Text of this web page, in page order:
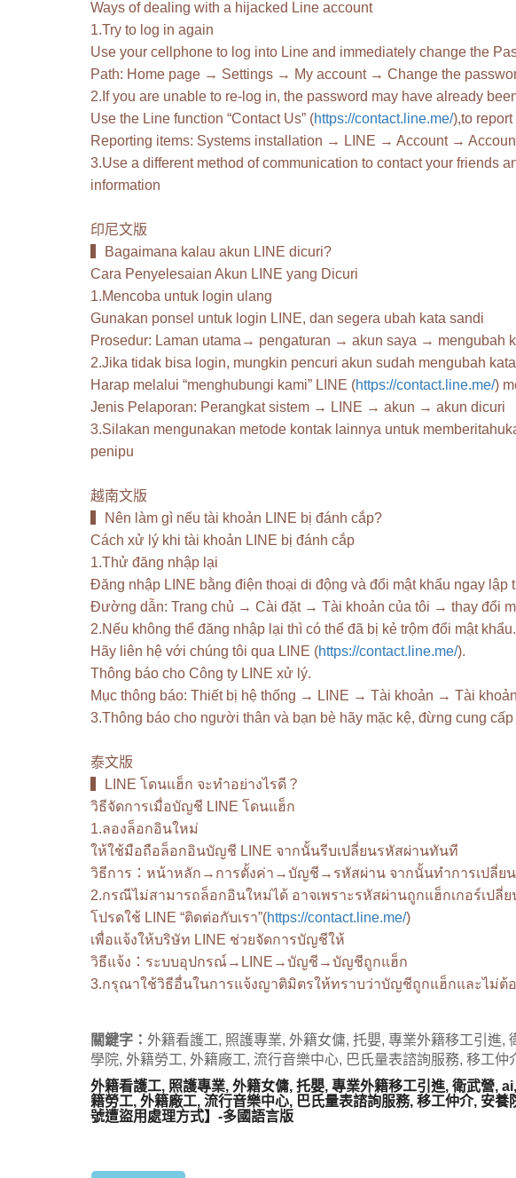
Ways of dealing with a hijacked Line account
1.Try to log in again
Use your cellphone to log into Line and immediately change the
Path: Home page → Settings → My account → Change the
2.If you are unable to re-log in, the password may have already
Use the Line function “Contact Us” (https://contact.line.me/),to
Reporting items: Systems installation → LINE → Account →
3.Use a different method of communication to contact your friends
information
印尼文版
▍Bagaimana kalau akun LINE dicuri?
Cara Penyelesaian Akun LINE yang Dicuri
1.Mencoba untuk login ulang
Gunakan ponsel untuk login LINE, dan segera ubah kata sandi
Prosedur: Laman utama→ pengaturan → akun saya → mengubah
2.Jika tidak bisa login, mungkin pencuri akun sudah mengubah
Harap melalui “menghubungi kami” LINE (https://contact.line.me/)
Jenis Pelaporan: Perangkat sistem → LINE → akun → akun dicuri
3.Silakan mengunakan metode kontak lainnya untuk
penipu
越南文版
▍Nên làm gì nếu tài khoản LINE bị đánh cắp?
Cách xử lý khi tài khoản LINE bị đánh cắp
1.Thử đăng nhập lại
Đăng nhập LINE bằng điện thoại di động và đổi mật khẩu ngay lập
Đường dẫn: Trang chủ → Cài đặt → Tài khoản của tôi → thay đổi
2.Nếu không thể đăng nhập lại thì có thể đã bị kẻ trộm đổi mật khẩu.
Hãy liên hệ với chúng tôi qua LINE (https://contact.line.me/).
Thông báo cho Công ty LINE xử lý.
Mục thông báo: Thiết bị hệ thống → LINE → Tài khoản → Tài
3.Thông báo cho người thân và bạn bè hãy mặc kệ, đừng cung
泰文版
▍LINE โดนแฮ็ก จะทำอย่างไรดี？
วิธีจัดการเมื่อบัญชี LINE โดนแฮ็ก
1.ลองล็อกอินใหม่
ให้ใช้มือถือล็อกอินบัญชี LINE จากนั้นรีบเปลี่ยนรหัสผ่านทันที
วิธีการ：หน้าหลัก→การตั้งค่า→บัญชี→รหัสผ่าน จากนั้นทำการเปลี่ย
2.กรณีไม่สามารถล็อกอินใหม่ได้ อาจเพราะรหัสผ่านถูกแฮ็กเกอร์เปลี่ย
โปรดใช้ LINE “ติดต่อกับเรา”(https://contact.line.me/)
เพื่อแจ้งให้บริษัท LINE ช่วยจัดการบัญชีให้
วิธีแจ้ง：ระบบอุปกรณ์→LINE→บัญชี→บัญชีถูกแฮ็ก
3.กรุณาใช้วิธีอื่นในการแจ้งญาติมิตรให้ทราบว่าบัญชีถูกแฮ็กและไม่ต้
關鍵字： 外籍看護工, 照護專業, 外籍女傭, 托嬰, 專業外籍移工引進,
學院, 外籍勞工, 外籍廠工, 流行音樂中心, 巴氏量表諮詢服務, 移工
外籍看護工, 照護專業, 外籍女傭, 托嬰, 專業外籍移工引進, 衛武營,
籍勞工, 外籍廠工, 流行音樂中心, 巴氏量表諮詢服務, 移工仲介, 安
號遭盜用處理方式】-多國語言版